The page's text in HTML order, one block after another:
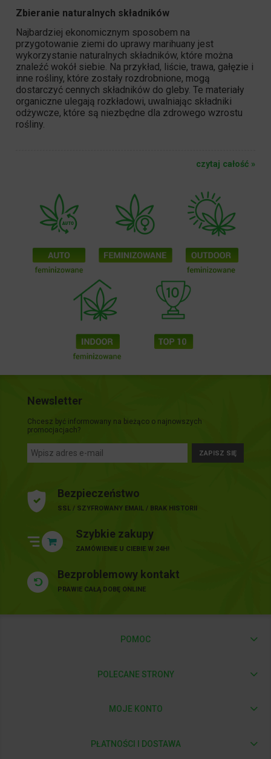
Zbieranie naturalnych składników
Najbardziej ekonomicznym sposobem na
przygotowanie ziemi do uprawy marihuany jest
wykorzystanie naturalnych składników, które można
znaleźć wokół siebie. Na przykład, liście, trawa, gałęzie i
inne rośliny, które zostały rozdrobnione, mogą
dostarczyć cennych składników do gleby. Te materiały
organiczne ulegają rozkładowi, uwalniając składniki
odżywcze, które są niezbędne dla zdrowego wzrostu
rośliny.
czytaj całość »
Newsletter
Chcesz być informowany na bieżąco o najnowszych
promocjacjach?
ZAPISZ SIĘ
Bezpieczeństwo
SSL / SZYFROWANY EMAIL / BRAK HISTORII
Szybkie zakupy
ZAMÓWIENIE U CIEBIE W 24H!
Bezproblemowy kontakt
PRAWIE CAŁĄ DOBĘ ONLINE
POMOC
POLECANE STRONY
MOJE KONTO
PŁATNOŚCI I DOSTAWA